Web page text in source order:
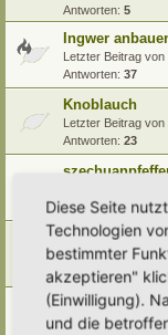
Antworten: 5
Ingwer
Letzter Beitrag von
Antworten: 37
Knoblauch
Letzter Beitrag von
Antworten: 23
Antworten:23
Dill
Letzter Beitrag von
Antworten:20
Brunnenkresse
Letzter Beitrag von
Diese Seite
Technologien
bestimmter
akzeptieren"
(Einwilligung).
und die